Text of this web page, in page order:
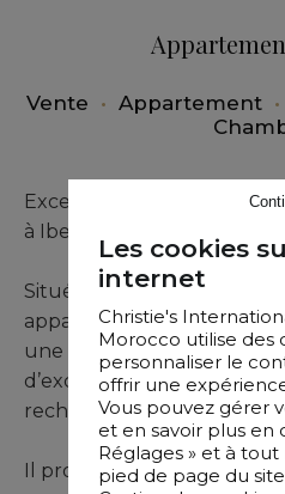
Vente • Appartement •
Exceptionnel
à Iberia
Situé au cœur du
appartement
une opportunité rare
d’exception dans l’un des
recherchés de Tanger.
Il propose de généreux
Les cookies
internet
Christie's
Morocco utilise des
personnaliser le
offrir une
Vous pouvez gérer
et en savoir plus en
Réglages » et à
pied de page du